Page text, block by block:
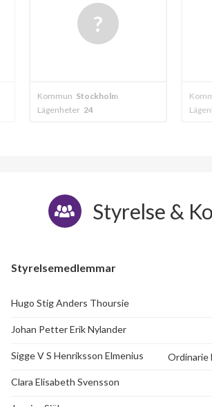
26
lägenheter
Kommun
Styrelse &
Styrelsemedlemmar
Hugo Stig Anders Thoursie
Johan Petter Erik Nylander
Sigge V S Henriksson Elmenius Ordinarie
Clara Elisabeth Svensson